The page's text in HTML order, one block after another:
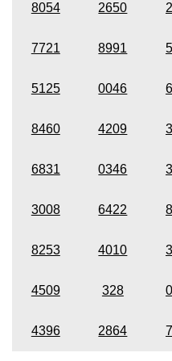
8054 2650
7721 8991
5125 0046
8460 4209
6831 0346
3008 6422
8253 4010
4509 328
4396 2864